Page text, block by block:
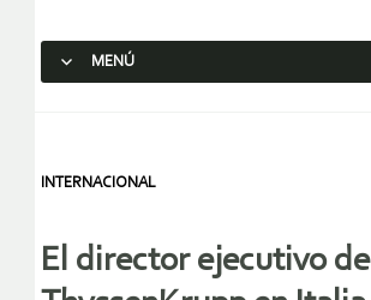
MENÚ
INTERNACIONAL
El director ejecutivo de